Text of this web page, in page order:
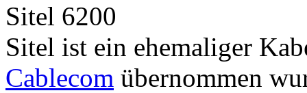
Sitel 6200
Sitel ist ein ehemaliger
Cablecom übernommen